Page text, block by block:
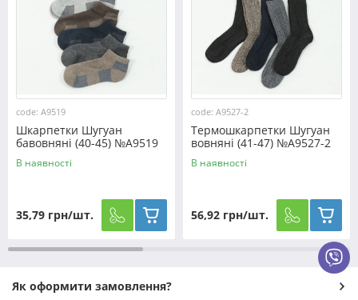
code: A9519
Шкарпетки Шугуан
бавовняні (40-45) №A9519
В наявності
35,79 грн/шт.
code: A9527-2
Термошкарпетки Шугуан
вовняні (41-47) №A9527-2
В наявності
56,92 грн/шт.
Як оформити замовлення?